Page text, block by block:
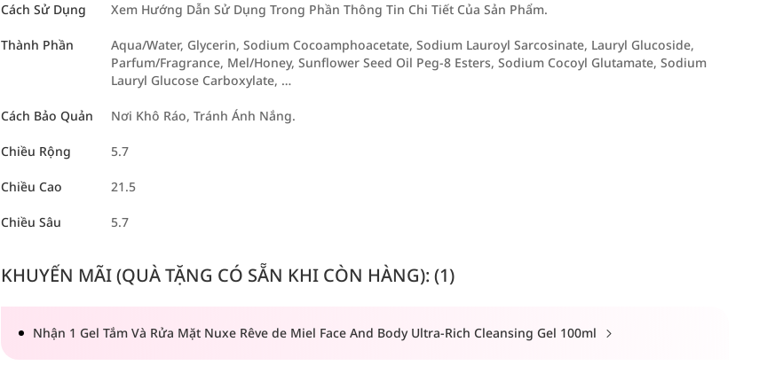
Cách Sử Dụng Xem Hướng Dẫn Sử Dụng Trong Phần Thông Tin Chi Tiết Của Sản Phẩm.
Thành Phần
Aqua/Water, Glycerin, Sodium Cocoamphoacetate, Sodium Lauroyl Sarcosinate, Lauryl Glucoside,
Parfum/Fragrance, Mel/Honey, Sunflower Seed Oil Peg-8 Esters, Sodium Cocoyl Glutamate, Sodium
Lauryl Glucose Carboxylate, …
Cách Bảo Quản Nơi Khô Ráo, Tránh Ánh Nắng.
Chiều Rộng 5.7
Chiều Cao 21.5
Chiều Sâu 5.7
KHUYẾN MÃI (QUÀ TẶNG CÓ SẴN KHI CÒN HÀNG): (1)
Nhận 1 Gel Tắm Và Rửa Mặt Nuxe Rêve de Miel Face And Body Ultra-Rich Cleansing Gel 100ml